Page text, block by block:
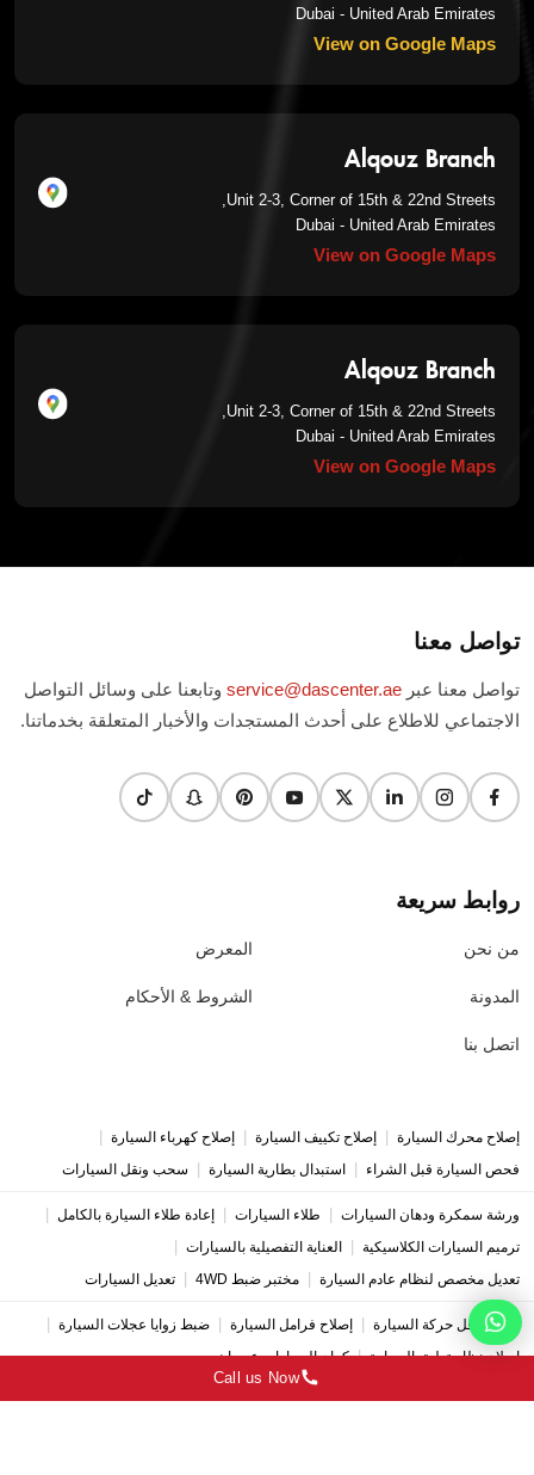
Dubai - United Arab Emirates
View on Google Maps
Alqouz Branch
Unit 2-3, Corner of 15th & 22nd Streets,
Dubai - United Arab Emirates
View on Google Maps
Alqouz Branch
Unit 2-3, Corner of 15th & 22nd Streets,
Dubai - United Arab Emirates
View on Google Maps
تواصل معنا
تواصل معنا عبر service@dascenter.ae وتابعنا على وسائل التواصل
الاجتماعي للاطلاع على أحدث المستجدات والأخبار المتعلقة بخدماتنا.
روابط سريعة
من نحن
المدونة
اتصل بنا
المعرض
الشروط & الأحكام
إصلاح محرك السيارة إصلاح تكييف السيارة إصلاح كهرباء السيارة
فحص السيارة قبل الشراء استبدال بطارية السيارة سحب ونقل السيارات
ورشة سمكرة ودهان السيارات طلاء السيارات إعادة طلاء السيارة بالكامل
ترميم السيارات الكلاسيكية العناية التفصيلية بالسيارات
تعديل مخصص لنظام عادم السيارة مختبر ضبط 4WD تعديل السيارات
إصلاح ناقل حركة السيارة إصلاح فرامل السيارة ضبط زوايا عجلات السيارة
إصلاح نظام تعليق السيارة | كراج السيارات عجمان
Call us Now